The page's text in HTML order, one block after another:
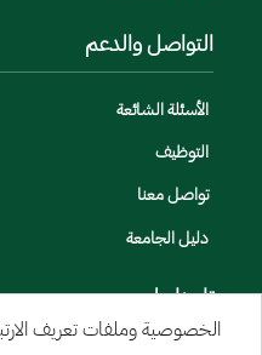
التواصل والدعم
الأسئلة الشائعة
التوظيف
تواصل معنا
دليل الجامعة
تابعنا على
الخصوصية وملفات تعريف